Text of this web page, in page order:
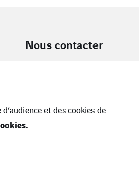
Nous contacter
et des cookies de